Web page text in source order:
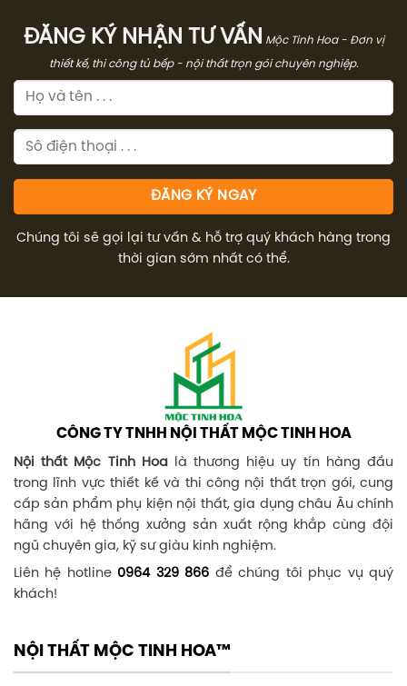
ĐĂNG KÝ NHẬN TƯ VẤN
Mộc Tinh Hoa - Đơn vị
thiết kế, thi công tủ bếp - nội thất trọn gói chuyên nghiệp.
Chúng tôi sẽ gọi lại tư vấn & hỗ trợ quý khách hàng trong
thời gian sớm nhất có thể.
CÔNG TY TNHH NỘI THẤT MỘC TINH HOA
Nội thất Mộc Tinh Hoalà thương hiệu uy tín hàng đầu
trong lĩnh vực thiết kế và thi công nội thất trọn gói, cung
cấp sản phẩm phụ kiện nội thất, gia dụng châu Âu chính
hãng với hệ thống xưởng sản xuất rộng khắp cùng đội
ngũ chuyên gia, kỹ sư giàu kinh nghiệm.
Liên hệ hotline 0964 329 866 để chúng tôi phục vụ quý
khách!
NỘI THẤT MỘC TINH HOA™